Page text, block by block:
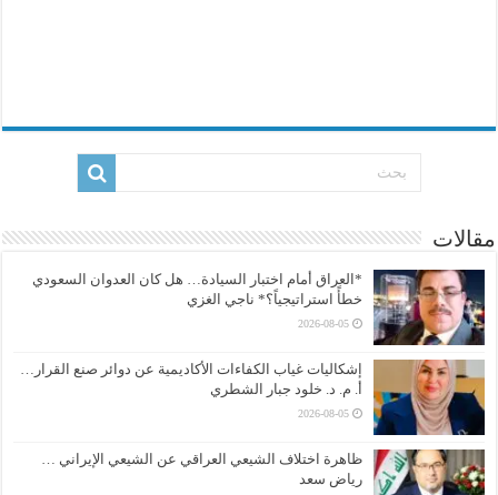
مقالات
*العراق أمام اختبار السيادة… هل كان العدوان السعودي
خطأً استراتيجياً؟* ناجي الغزي
2026-08-05
إشكاليات غياب الكفاءات الأكاديمية عن دوائر صنع القرار…
أ. م. د. خلود جبار الشطري
2026-08-05
ظاهرة اختلاف الشيعي العراقي عن الشيعي الإيراني …
رياض سعد